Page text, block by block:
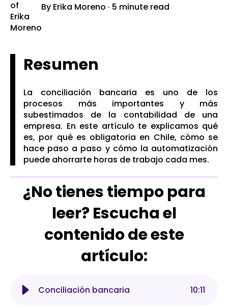
By Erika Moreno · 5 minute read
Resumen
La conciliación bancaria es uno de los
procesos más importantes y más
subestimados de la contabilidad de una
empresa. En este artículo te explicamos qué
es, por qué es obligatoria en Chile, cómo se
hace paso a paso y cómo la automatización
puede ahorrarte horas de trabajo cada mes.
¿No tienes tiempo para
leer? Escucha el
contenido de este
artículo:
Conciliación bancaria 10:11